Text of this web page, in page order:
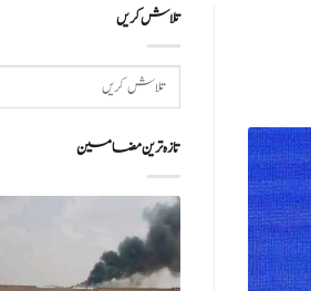
تلاش کریں
تازہ ترین مضامین